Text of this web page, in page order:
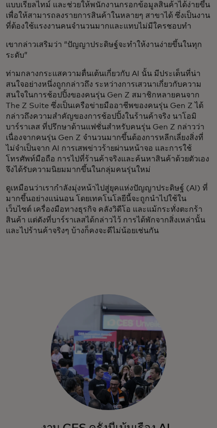
แบบเรียลไทม์ และช่วยให้พนักงานกรอกข้อมูลสินค้าได้ง่ายขึ้น
เพื่อให้สามารถลงรายการสินค้าในหลายๆ สาขาได้ ซึ่งเป็นงาน
ที่ต้องใช้แรงงานคนจำนวนมากและแทบไม่มีใครชอบทำ
เขากล่าวเสริมว่า “ปัญญาประดิษฐ์จะทำให้งานง่ายขึ้นในทุก
ระดับ”
ท่ามกลางกระแสความตื่นเต้นเกี่ยวกับ AI นั้น มีประเด็นที่น่า
สนใจอย่างหนึ่งถูกกล่าวถึง ระหว่างการเสวนาเกี่ยวกับความ
สนใจในการช้อปปิ้งของคนรุ่น Gen Z สมาชิกหลายคนจาก
The Z Suite ซึ่งเป็นเครือข่ายมืออาชีพของคนรุ่น Gen Z ได้
กล่าวถึงความสำคัญของการช้อปปิ้งในร้านค้าจริง นาโอมิ
บาร์ราเลส ที่ปรึกษาด้านแฟชั่นสำหรับคนรุ่น Gen Z กล่าวว่า
เนื่องจากคนรุ่น Gen Z จำนวนมากขึ้นต้องการหลีกเลี่ยงสิ่งที่
ไม่จำเป็นจาก AI การเสพข่าวร้ายผ่านหน้าจอ และการใช้
โทรศัพท์มือถือ การไปที่ร้านค้าจริงและค้นหาสินค้าด้วยตัวเอง
จึงได้รับความนิยมมากขึ้นในกลุ่มคนรุ่นใหม่
ดูเหมือนว่าเรากำลังมุ่งหน้าไปสู่ยุคแห่งปัญญาประดิษฐ์ (AI) ที่
มากขึ้นอย่างแน่นอน โดยเทคโนโลยีนี้จะถูกนำไปใช้ใน
เว็บไซต์ เครื่องมือทางธุรกิจ คลังวิดีโอ และแม้กระทั่งตะกร้า
สินค้า แต่ดังที่บาร์ราเลสได้กล่าวไว้ การได้พักจากสิ่งเหล่านั้น
และไปร้านค้าจริงๆ บ้างก็คงจะดีไม่น้อยเช่นกัน